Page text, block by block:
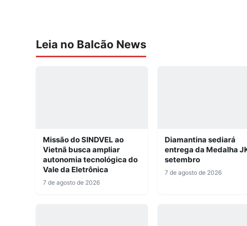
Leia no Balcão News
Missão do SINDVEL ao
Vietnã busca ampliar
autonomia tecnológica do
Vale da Eletrônica
7 de agosto de 2026
Diamantina sediará
entrega da Medalha
setembro
7 de agosto de 2026